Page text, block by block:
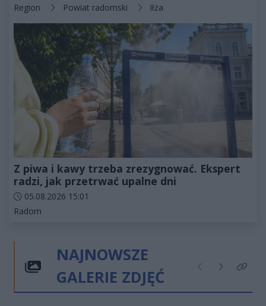
Kategorie artykułu:
Region Powiat radomski Iłża
Z piwa i kawy trzeba zrezygnować. Ekspert
radzi, jak przetrwać upalne dni
Data dodania artykułu:
05.08.2026 15:01
Kategorie artykułu:
Radom
NAJNOWSZE
GALERIE ZDJĘĆ
Poprzednie
NastępneKliknij